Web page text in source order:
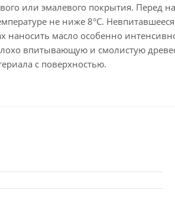
или эмалевого покрытия. Перед
не ниже 8°С.
наносить масло особенно
впитывающую и смолистую
с поверхностью.